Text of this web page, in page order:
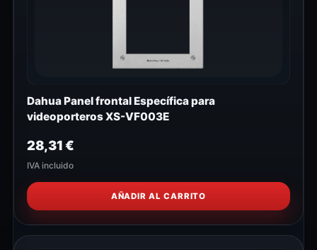
Dahua Panel frontal Específica para
videoporteros XS-VF003E
28,31€
IVA incluido
AÑADIR AL CARRITO